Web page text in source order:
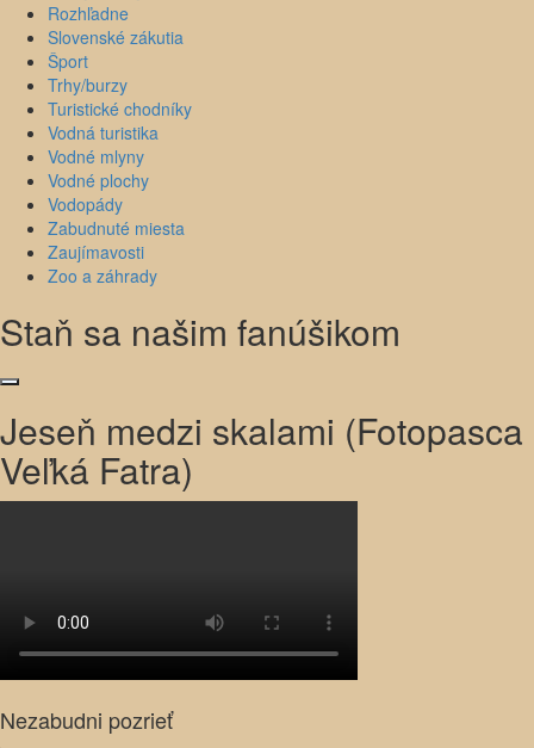
Rozhľadne
Slovenské zákutia
Šport
Trhy/burzy
Turistické chodníky
Vodná turistika
Vodné mlyny
Vodné plochy
Vodopády
Zabudnuté miesta
Zaujímavosti
Zoo a záhrady
Staň sa našim fanúšikom
Jeseň medzi skalami (Fotopasca
Veľká Fatra)
Nezabudni pozrieť